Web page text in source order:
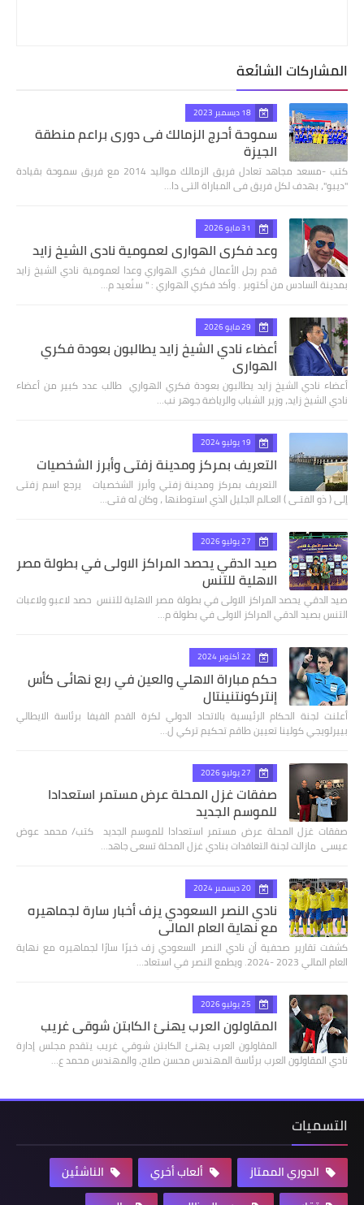
المشاركات الشائعة
18 ديسمبر 2023
سموحة أحرج الزمالك فى دورى براعم منطقة
الجيزة
كتب -مسعد مجاهد تعادل فريق الزمالك مواليد 2014 مع فريق سموحة بقيادة
"ديبو"، بهدف لكل فريق فى المباراة التى دا…
31 مايو 2026
وعد فكري الهواري لعمومية نادي الشيخ زايد
قدم رجل الأعمال فكري الهواري وعدا لعمومية نادي الشيخ زايد
بمدينة السادس من أكتوبر . وأكد فكري الهواري : " سنُعيد م…
29 مايو 2026
أعضاء نادي الشيخ زايد يطالبون بعودة فكري
الهواري
أعضاء نادي الشيخ زايد يطالبون بعودة فكري الهواري طالب عدد كبير من أعضاء
نادي الشيخ زايد، وزير الشباب والرياضة جوهر نب…
19 يوليو 2024
التعريف بمركز ومدينة زفتي وأبرز الشخصيات
التعريف بمركز ومدينة زفتي وأبرز الشخصيات يرجع اسم زفتى
إلى ( ذو الفتـى ) العـالم الجليل الذي استوطنها ، وكان له فتى…
27 يوليو 2026
صيد الدقي يحصد المراكز الاولى في بطولة مصر
الاهلية للتنس
صيد الدقي يحصد المراكز الاولى في بطولة مصر الاهلية للتنس حصد لاعبو ولاعبات
التنس بصيد الدقي المراكز الاولى في بطولة م…
22 أكتوبر 2024
حكم مباراة الاهلي والعين في ربع نهائى كأس
إنتركونتنينتال
أعلنت لجنة الحكام الرئيسية بالاتحاد الدولي لكرة القدم الفيفا برئاسة الايطالي
بييرلويجي كولينا تعيين طاقم تحكيم تركي ل…
27 يوليو 2026
صفقات غزل المحلة عرض مستمر استعدادا
للموسم الجديد
صفقات غزل المحلة عرض مستمر استعدادا للموسم الجديد كتب/ محمد عوض
عيسى مازالت لجنة التعاقدات بنادي غزل المحلة تسعى جاهد…
20 ديسمبر 2024
نادي النصر السعودي يزف أخبار سارة لجماهيره
مع نهاية العام المالي
كشفت تقارير صحفية أن نادي النصر السعودي زف خبرًا سارًا لجماهيره مع نهاية
العام المالي 2023 -2024. ويطمع النصر في استعاد…
25 يوليو 2026
المقاولون العرب يهنئ الكابتن شوقي غريب
المقاولون العرب يهنئ الكابتن شوقي غريب يتقدم مجلس إدارة
نادي المقاولون العرب برئاسة المهندس محسن صلاح، والمهندس محمد ع…
التسميات
الدوري الممتاز ألعاب أخري
الناشئين